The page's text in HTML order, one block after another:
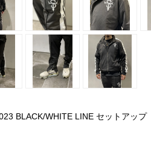
BLACK/WHITE LINE セットアップ